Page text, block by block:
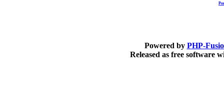
Powered by PHP-
Released as free software